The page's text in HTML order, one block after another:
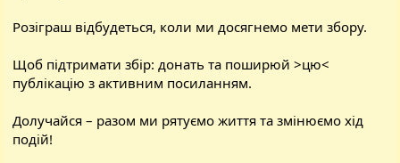
Розіграш відбудеться, коли ми досягнемо мети збору.
Щоб підтримати збір: донать та поширюй >цю<
публікацію з активним посиланням.
Долучайся – разом ми рятуємо життя та змінюємо хід
подій!